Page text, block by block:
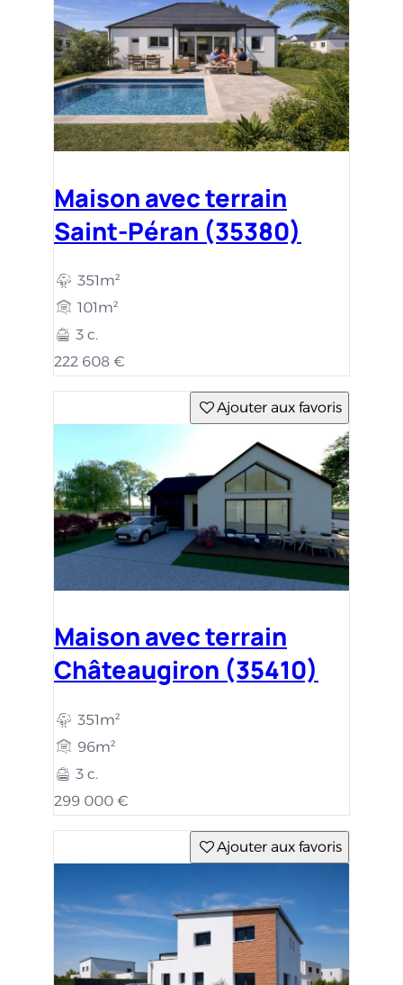
Maison avec terrain
Saint-Péran (35380)
351m²
101m²
3 c.
222 608 €
Ajouter aux favoris
Maison avec terrain
Châteaugiron (35410)
351m²
96m²
3 c.
299 000 €
Ajouter aux favoris